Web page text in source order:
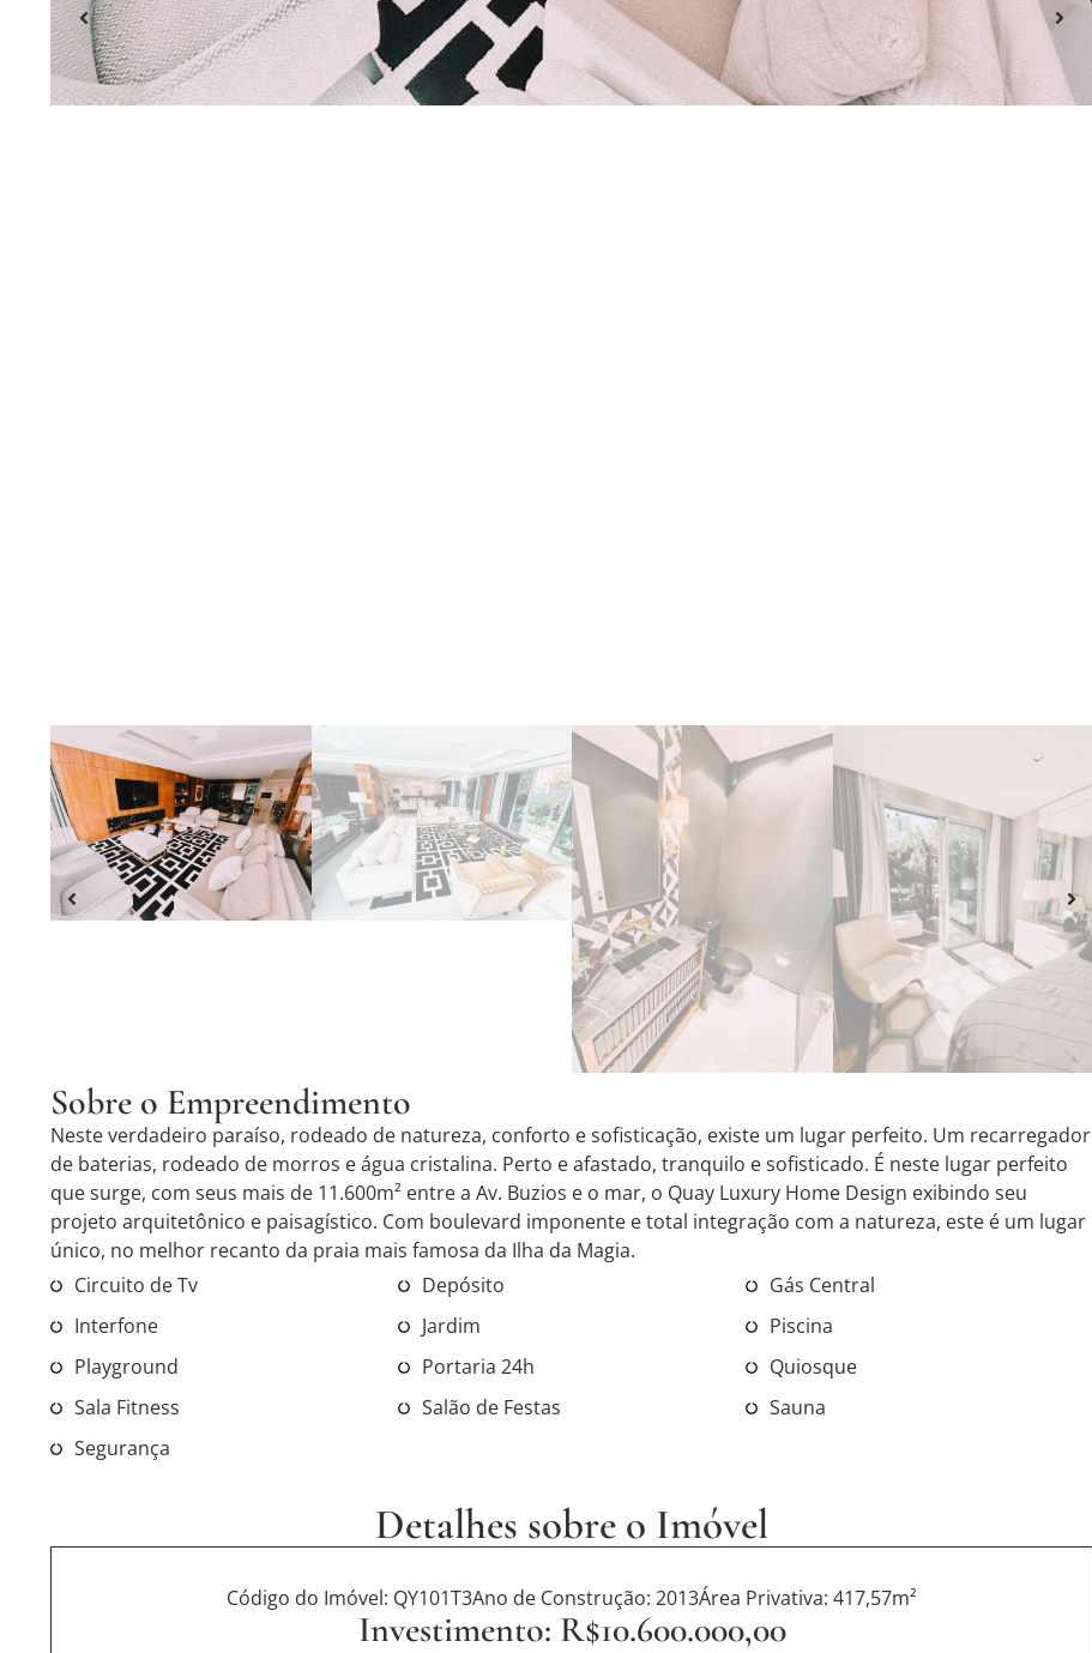
Sobre o Empreendimento
Neste verdadeiro paraíso, rodeado de natureza, conforto e sofisticação, existe um lugar perfeito. Um recarregador
de baterias, rodeado de morros e água cristalina. Perto e afastado, tranquilo e sofisticado. É neste lugar perfeito
que surge, com seus mais de 11.600m² entre a Av. Buzios e o mar, o Quay Luxury Home Design exibindo seu
projeto arquitetônico e paisagístico. Com boulevard imponente e total integração com a natureza, este é um lugar
único, no melhor recanto da praia mais famosa da Ilha da Magia.
Circuito de Tv
Depósito
Gás Central
Interfone
Jardim
Piscina
Playground
Portaria 24h
Quiosque
Sala Fitness
Salão de Festas
Sauna
Segurança
Detalhes sobre o Imóvel
Código do Imóvel: QY101T3Ano de Construção: 2013Área Privativa: 417,57m²
Investimento: R$10.600.000,00